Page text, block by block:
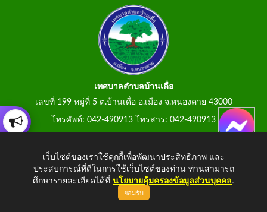
เทศบาลตำบลบ้านเดื่อ
เลขที่ 199 หมู่ที่ 5 ต.บ้านเดื่อ อ.เมือง จ.หนองคาย 43000
โทรศัพท์: 042-490913 โทรสาร: 042-490913
Copyright © 2026 All Right Resive
เว็บไซต์ของเราใช้คุกกี้เพื่อพัฒนาประสิทธิภาพ และ
ประสบการณ์ที่ดีในการใช้เว็บไซต์ของท่าน ท่านสามารถ
ศึกษารายละเอียดได้ที่ นโยบายคุ้มครองข้อมูลส่วนบุคคล.
ยอมรับ